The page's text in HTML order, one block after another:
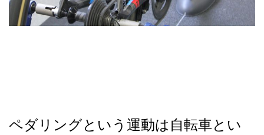
ペダリングという運動は自転車とい